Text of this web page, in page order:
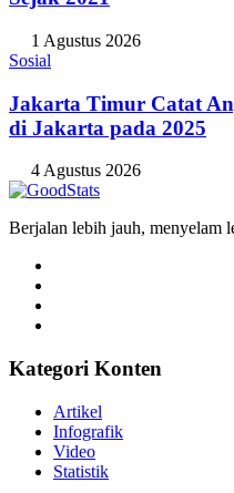
1 Agustus 2026
Sosial
Jakarta Timur Catat
di Jakarta pada 2025
4 Agustus 2026
Berjalan lebih jauh, menyelam
Kategori Konten
Artikel
Infografik
Video
Statistik